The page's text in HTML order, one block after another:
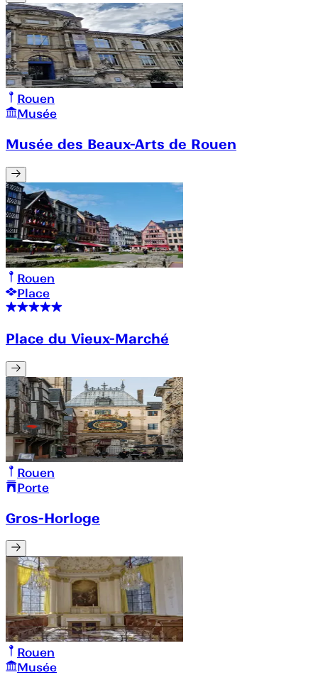
Rouen
Musée
Musée des Beaux-Arts de Rouen
Rouen
Place
Place du Vieux-Marché
Rouen
Porte
Gros-Horloge
Rouen
Musée